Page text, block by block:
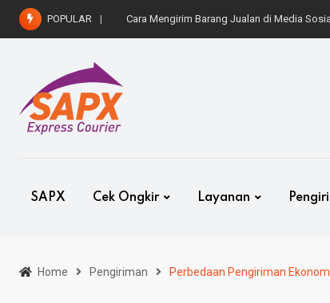
Skip
POPULAR Cara Kirim Mobil ke Luar Kota dengan
SAPX Cek Ongkir Layanan
Home Pengiriman Perbedaan Pengiriman